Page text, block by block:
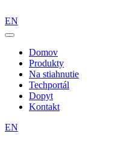
EN
Domov
Produkty
Na stiahnutie
Techportál
Dopyt
Kontakt
EN